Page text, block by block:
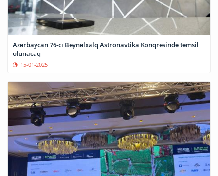
Azərbaycan 76-cı Beynəlxalq Astronavtika Konqresində təmsil
olunacaq
15-01-2025